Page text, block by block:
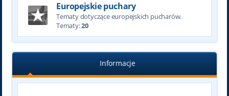
Europejskie puchary
Tematy dotyczące europejskich pucharów.
Tematy:20
Informacje